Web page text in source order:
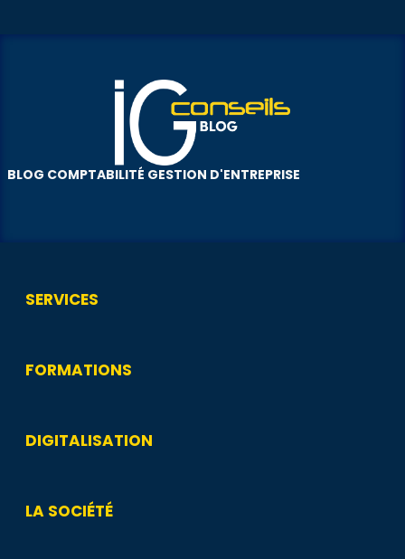
BLOG COMPTABILITÉ GESTION D'ENTREPRISE
SERVICES
FORMATIONS
DIGITALISATION
LA SOCIÉTÉ